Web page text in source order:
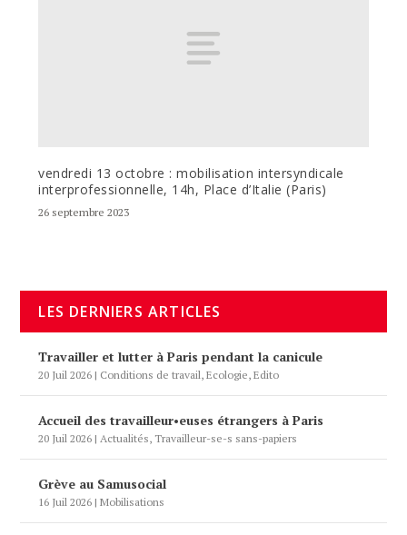
vendredi 13 octobre : mobilisation intersyndicale
interprofessionnelle, 14h, Place d’Italie (Paris)
26 septembre 2023
LES DERNIERS ARTICLES
Travailler et lutter à Paris pendant la canicule
20 Juil 2026 | Conditions de travail,Ecologie,Edito
Accueil des travailleur•euses étrangers à Paris
20 Juil 2026 |Actualités, Travailleur-se-s sans-papiers
Grève au Samusocial
16 Juil 2026 |Mobilisations